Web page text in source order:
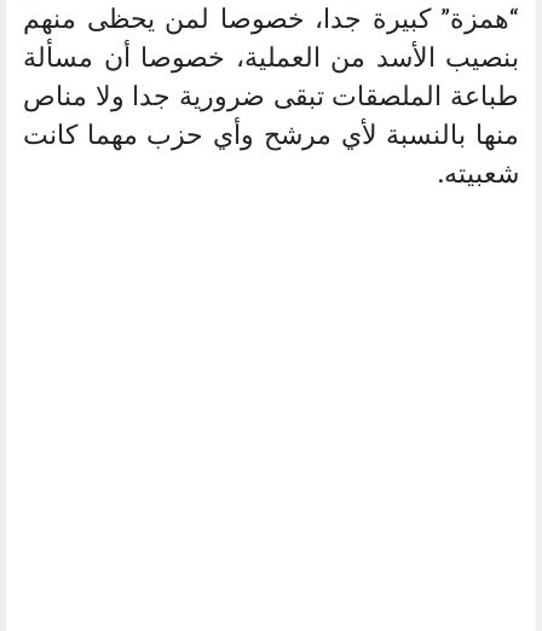
“همزة” كبيرة جدا، خصوصا لمن يحظى منهم
بنصيب الأسد من العملية، خصوصا أن مسألة
طباعة الملصقات تبقى ضرورية جدا ولا مناص
منها بالنسبة لأي مرشح وأي حزب مهما كانت
شعبيته.